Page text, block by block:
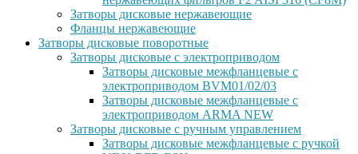
Затворы дисковые нержавеющие
Фланцы нержавеющие
Затворы дисковые поворотные
Затворы дисковые с электроприводом
Затворы дисковые межфланцевые с
электроприводом BVM01/02/03
Затворы дисковые межфланцевые с
электроприводом ARMA NEW
Затворы дисковые с ручным управлением
Затворы дисковые межфланцевые с ручкой